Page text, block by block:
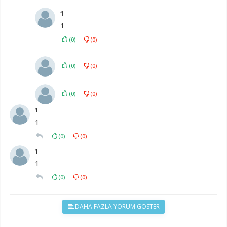
1
1
(0) (0)
(0) (0)
(0) (0)
1
1
(0) (0)
1
1
(0) (0)
DAHA FAZLA YORUM GÖSTER